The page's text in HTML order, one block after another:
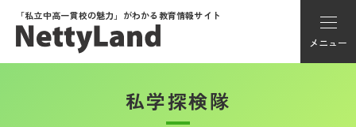
「私立中高一貫校の魅力」がわかる教育情報サイト
メニュー
アカウント登録
私学探検隊